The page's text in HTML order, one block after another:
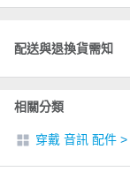
配送與退換貨需知
相關分類
穿戴 音訊 配件 >